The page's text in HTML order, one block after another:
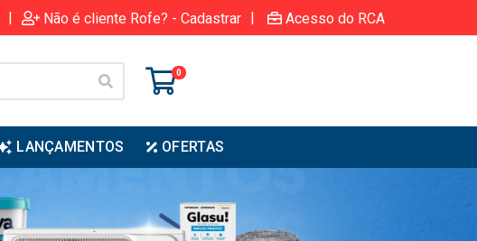
| Não é cliente Rofe? - Cadastrar | Acesso do RCA
0
LANÇAMENTOS OFERTAS